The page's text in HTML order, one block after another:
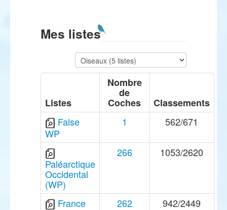
Mes listes
Listes
Nombre
de
Coches
Classements
False
WP
1 562/671
Paléarctique
Occidental
(WP)
266 1053/2620
France 262
942/2449